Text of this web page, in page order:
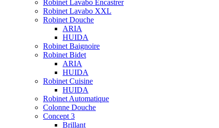
Robinet Lavabo Encastrer
Robinet Lavabo XXL
Robinet Douche
ARIA
HUIDA
Robinet Baignoire
Robinet Bidet
ARIA
HUIDA
Robinet Cuisine
HUIDA
Robinet Automatique
Colonne Douche
Concept 3
Brillant